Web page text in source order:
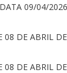
09/04/2026
08 DE ABRIL
08 DE ABRIL